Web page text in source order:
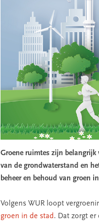
Groene ruimtes zijn belangrijk
van de grondwaterstand en
beheer en behoud van groen
Volgens WUR loopt
groen in de stad. Dat zorgt
SEGMENT